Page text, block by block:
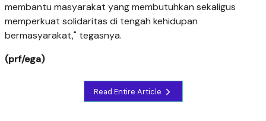
membantu masyarakat yang membutuhkan sekaligus
memperkuat solidaritas di tengah kehidupan
bermasyarakat," tegasnya.
(prf/ega)
Read Entire Article